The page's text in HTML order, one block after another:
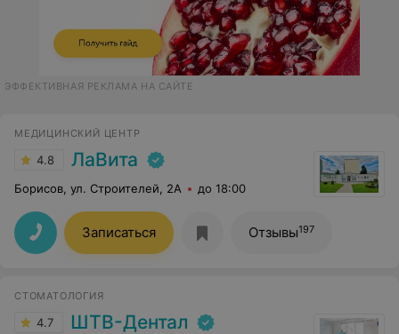
ЭФФЕКТИВНАЯ РЕКЛАМА НА САЙТЕ
МЕДИЦИНСКИЙ ЦЕНТР
4.8 ЛаВита
Борисов, ул. Строителей, 2А до 18:00
Записаться Отзывы197
СТОМАТОЛОГИЯ
4.7 ШТВ-Дентал